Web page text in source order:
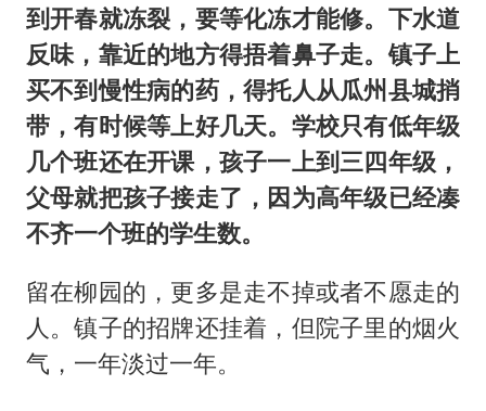
到开春就冻裂，要等化冻才能修。下水道
反味，靠近的地方得捂着鼻子走。镇子上
买不到慢性病的药，得托人从瓜州县城捎
带，有时候等上好几天。学校只有低年级
几个班还在开课，孩子一上到三四年级，
父母就把孩子接走了，因为高年级已经凑
不齐一个班的学生数。
留在柳园的，更多是走不掉或者不愿走的
人。镇子的招牌还挂着，但院子里的烟火
气，一年淡过一年。